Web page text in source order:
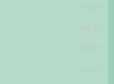
04/21
04/21
04/21
04/21